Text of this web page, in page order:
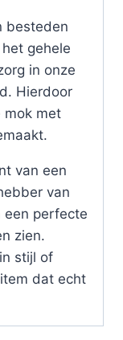
besteden
gehele
in onze
Hierdoor
mok met
van een
van
een perfecte
zien.
stijl of
dat echt